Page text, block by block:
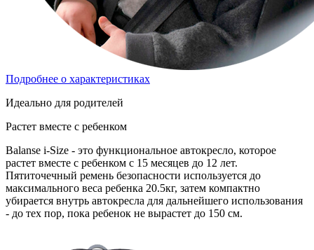
Подробнее о характеристиках
Идеально для родителей
Растет вместе с ребенком
Balanse i-Size - это функциональное автокресло, которое
растет вместе с ребенком с 15 месяцев до 12 лет.
Пятиточечный ремень безопасности используется до
максимального веса ребенка 20.5кг, затем компактно
убирается внутрь автокресла для дальнейшего использования
- до тех пор, пока ребенок не вырастет до 150 см.